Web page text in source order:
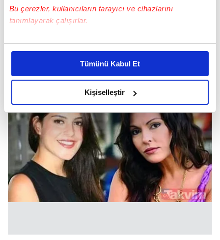
Bu çerezler, kullanıcıların tarayıcı ve cihazlarını
tanımlayarak çalışırlar.
Bu çerezlere izin vermeniz halinde sizlere özel
daha iyi reklam deneyimi yaşatabiliriz. Bunu yaparken
amacımızın size daha iyi bir reklam deneyimi sunmak
olduğunu ve sizlere en iyi içerikleri sunabilmek adına
elimizden gelen çabayı gösterdiğimizi ve bu noktada,
reklamların maliyetlerimizi karşılamak noktasında tek gelir
kalemimiz olduğunu sizlere hatırlatmak isteriz.
Her halükârda, kullanıcılar, bu çerezlere izin vermedikleri
takdirde, kullanıcılara hedefli reklamlar
gösterilmeyecektir."
Sizlere daha iyi bir hizmet sunabilmek için İnternet
verileriniz işlenmekte olup gerekli olan çerezler bilgi
Tümünü Kabul Et
Kişiselleştir